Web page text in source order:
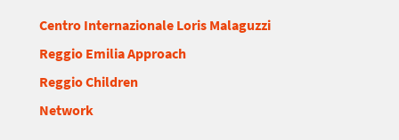
Centro Internazionale Loris Malaguzzi
Reggio Emilia Approach
Reggio Children
Network